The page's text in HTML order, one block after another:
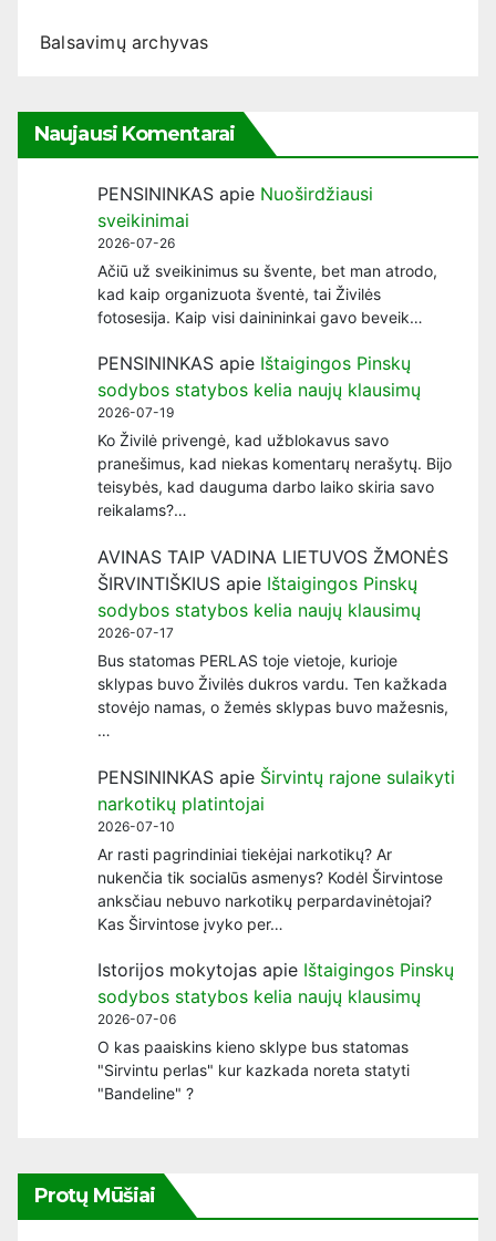
Balsavimų archyvas
Naujausi Komentarai
PENSININKAS apie Nuoširdžiausi
sveikinimai
2026-07-26
Ačiū už sveikinimus su švente, bet man atrodo,
kad kaip organizuota šventė, tai Živilės
fotosesija. Kaip visi dainininkai gavo beveik…
PENSININKAS apie Ištaigingos Pinskų
sodybos statybos kelia naujų klausimų
2026-07-19
Ko Živilė privengė, kad užblokavus savo
pranešimus, kad niekas komentarų nerašytų. Bijo
teisybės, kad dauguma darbo laiko skiria savo
reikalams?…
AVINAS TAIP VADINA LIETUVOS ŽMONĖS
ŠIRVINTIŠKIUS apie Ištaigingos Pinskų
sodybos statybos kelia naujų klausimų
2026-07-17
Bus statomas PERLAS toje vietoje, kurioje
sklypas buvo Živilės dukros vardu. Ten kažkada
stovėjo namas, o žemės sklypas buvo mažesnis,
…
PENSININKAS apie Širvintų rajone sulaikyti
narkotikų platintojai
2026-07-10
Ar rasti pagrindiniai tiekėjai narkotikų? Ar
nukenčia tik socialūs asmenys? Kodėl Širvintose
anksčiau nebuvo narkotikų perpardavinėtojai?
Kas Širvintose įvyko per…
Istorijos mokytojas apie Ištaigingos Pinskų
sodybos statybos kelia naujų klausimų
2026-07-06
O kas paaiskins kieno sklype bus statomas
"Sirvintu perlas" kur kazkada noreta statyti
"Bandeline" ?
Protų Mūšiai